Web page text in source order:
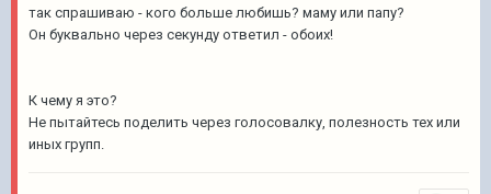
так спрашиваю - кого больше любишь? маму или папу?
Он буквально через секунду ответил - обоих!
К чему я это?
Не пытайтесь поделить через голосовалку, полезность тех или
иных групп.